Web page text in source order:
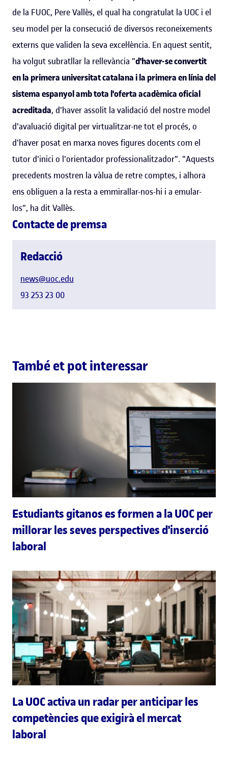
de la FUOC, Pere Vallès, el qual ha congratulat la UOC i el
seu model per la consecució de diversos reconeixements
externs que validen la seva excel·lència. En aquest sentit,
ha volgut subratllar la rellevància "d'haver-se convertit
en la primera universitat catalana i la primera en línia del
sistema espanyol amb tota l'oferta acadèmica oficial
acreditada, d'haver assolit la validació del nostre model
d'avaluació digital per virtualitzar-ne tot el procés, o
d'haver posat en marxa noves figures docents com el
tutor d'inici o l'orientador professionalitzador". "Aquests
precedents mostren la vàlua de retre comptes, i alhora
ens obliguen a la resta a emmirallar-nos-hi i a emular-
los", ha dit Vallès.
Contacte de premsa
Redacció
news@uoc.edu
93 253 23 00
També et pot interessar
Estudiants gitanos es formen a la UOC per
millorar les seves perspectives d'inserció
laboral
La UOC activa un radar per anticipar les
competències que exigirà el mercat
laboral